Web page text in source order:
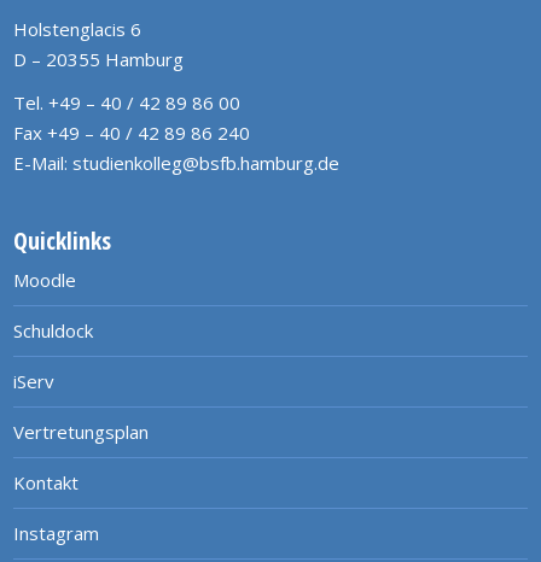
Holstenglacis 6
D – 20355 Hamburg
Tel. +49 – 40 / 42 89 86 00
Fax +49 – 40 / 42 89 86 240
E-Mail: studienkolleg@bsfb.hamburg.de
Quicklinks
Moodle
Schuldock
iServ
Vertretungsplan
Kontakt
Instagram